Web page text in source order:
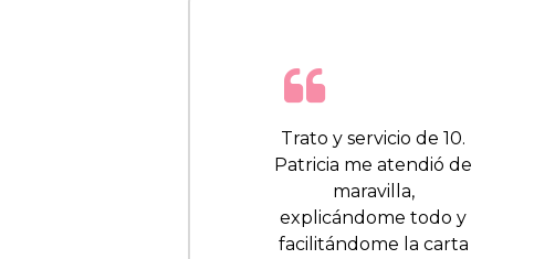
Trato y servicio de 10.
Patricia me atendió de
maravilla,
explicándome todo y
facilitándome la carta